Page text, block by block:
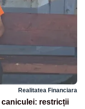
Realitatea Financiara
caniculei: restricții